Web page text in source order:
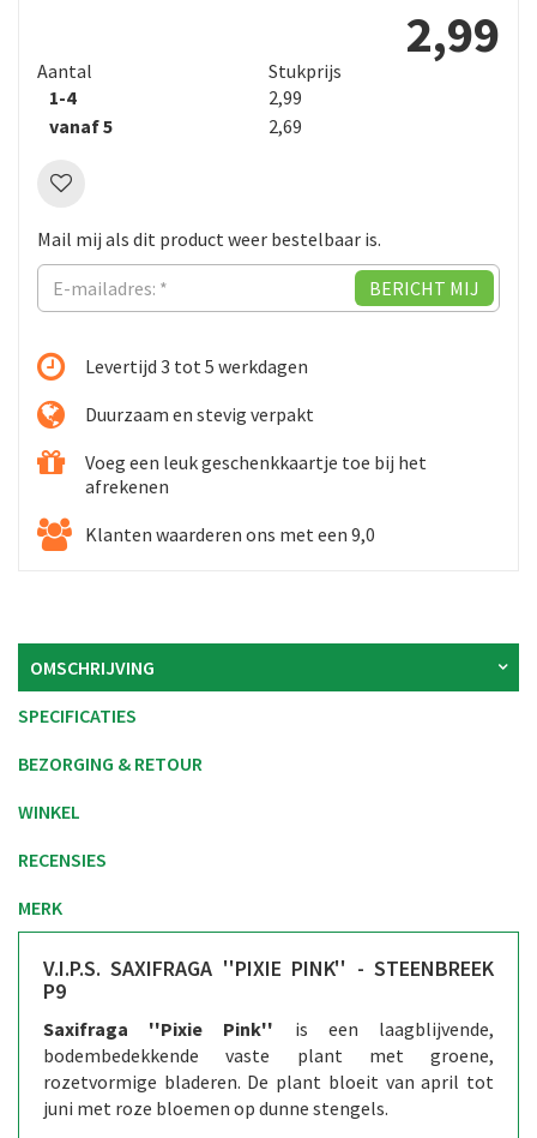
2,99
Aantal
Stukprijs
1-4
2,99
vanaf 5
2,69
Mail mij als dit product weer bestelbaar is.
Levertijd 3 tot 5 werkdagen
Duurzaam en stevig verpakt
Voeg een leuk geschenkkaartje toe bij het
afrekenen
Klanten waarderen ons met een 9,0
OMSCHRIJVING
SPECIFICATIES
BEZORGING & RETOUR
WINKEL
RECENSIES
MERK
V.I.P.S. SAXIFRAGA ''PIXIE PINK'' - STEENBREEK
P9
Saxifraga ''Pixie Pink'' is een laagblijvende,
bodembedekkende vaste plant met groene,
rozetvormige bladeren. De plant bloeit van april tot
juni met roze bloemen op dunne stengels.